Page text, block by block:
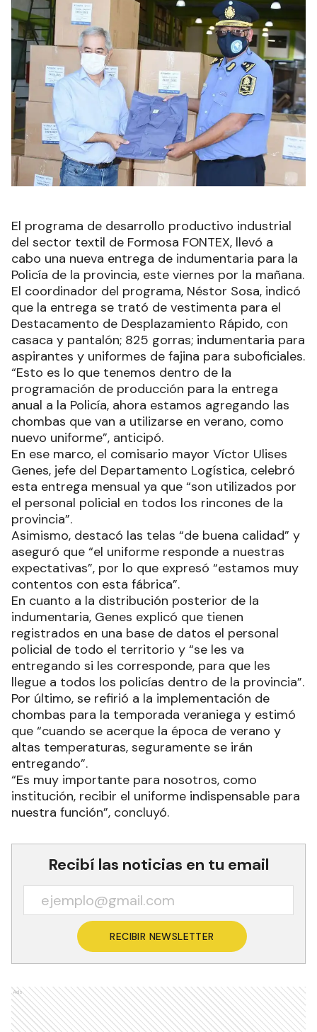
El programa de desarrollo productivo industrial
del sector textil de Formosa FONTEX, llevó a
cabo una nueva entrega de indumentaria para la
Policía de la provincia, este viernes por la mañana.
El coordinador del programa, Néstor Sosa, indicó
que la entrega se trató de vestimenta para el
Destacamento de Desplazamiento Rápido, con
casaca y pantalón; 825 gorras; indumentaria para
aspirantes y uniformes de fajina para suboficiales.
“Esto es lo que tenemos dentro de la
programación de producción para la entrega
anual a la Policía, ahora estamos agregando las
chombas que van a utilizarse en verano, como
nuevo uniforme”, anticipó.
En ese marco, el comisario mayor Víctor Ulises
Genes, jefe del Departamento Logística, celebró
esta entrega mensual ya que “son utilizados por
el personal policial en todos los rincones de la
provincia”.
Asimismo, destacó las telas “de buena calidad” y
aseguró que “el uniforme responde a nuestras
expectativas”, por lo que expresó “estamos muy
contentos con esta fábrica”.
En cuanto a la distribución posterior de la
indumentaria, Genes explicó que tienen
registrados en una base de datos el personal
policial de todo el territorio y “se les va
entregando si les corresponde, para que les
llegue a todos los policías dentro de la provincia”.
Por último, se refirió a la implementación de
chombas para la temporada veraniega y estimó
que “cuando se acerque la época de verano y
altas temperaturas, seguramente se irán
entregando”.
“Es muy importante para nosotros, como
institución, recibir el uniforme indispensable para
nuestra función”, concluyó.
Recibí las noticias en tu email
RECIBIR NEWSLETTER
Ads